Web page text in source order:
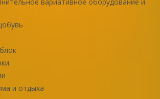
и отдыха